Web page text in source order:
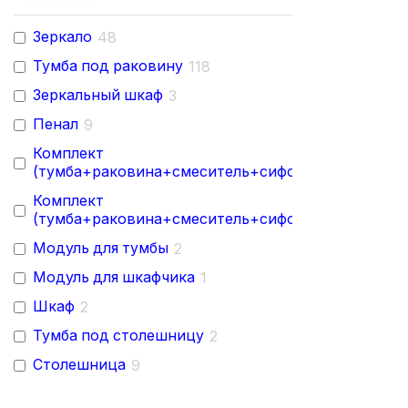
Зеркало 48
Тумба под раковину 118
Зеркальный шкаф 3
Пенал 9
Комплект
(тумба+раковина+смеситель+сифон)
Комплект
(тумба+раковина+смеситель+сифон+дозатор)
Модуль для тумбы 2
Модуль для шкафчика 1
Шкаф 2
Тумба под столешницу 2
Столешница 9